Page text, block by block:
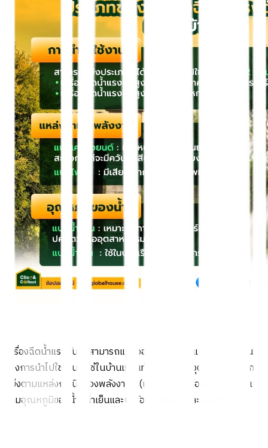
เครื่องฉีดน้ำแรงดันสูงสามารถแบ่งออกไปได้หลายแบบมาก ทั้งในแง่
ของการนำไปใช้งาน (ใช้ในบ้านเรือนทั่วไปกับใช้ในอุตสาหกรรม) การ
แบ่งตามแหล่งกำเนิดของพลังงาน (เครื่องยนต์หรือไฟฟ้า) และแบ่ง
ตามอุณหภูมิของน้ำ (น้ำเย็นและน้ำร้อน) โดยมีรายละเอียดดังนี้